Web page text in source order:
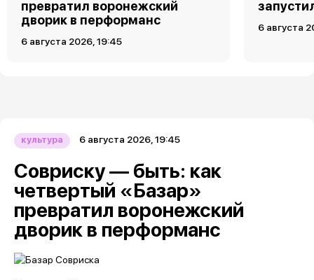
превратил воронежский
дворик в перформанс
6 августа 2026, 19:45
6 августа
культура 6 августа 2026, 19:45
Совриску — быть: как
четвертый «Базар»
превратил воронежский
дворик в перформанс